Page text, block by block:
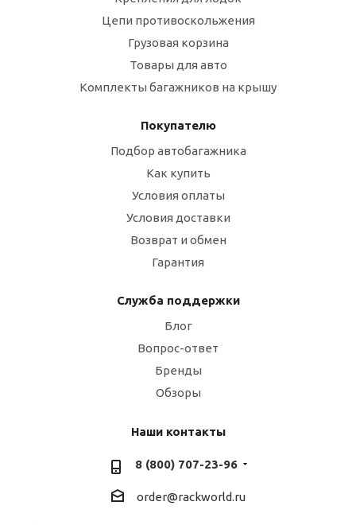
Цепи противоскольжения
Грузовая корзина
Товары для авто
Комплекты багажников на крышу
Покупателю
Подбор автобагажника
Как купить
Условия оплаты
Условия доставки
Возврат и обмен
Гарантия
Служба поддержки
Блог
Вопрос-ответ
Бренды
Обзоры
Наши контакты
8 (800) 707-23-96
order@rackworld.ru